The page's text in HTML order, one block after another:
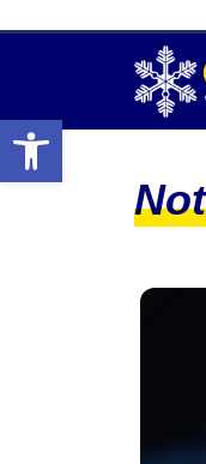
Abrir a